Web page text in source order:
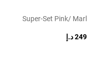
Super-Set Pink/ Marl
249 د.إ